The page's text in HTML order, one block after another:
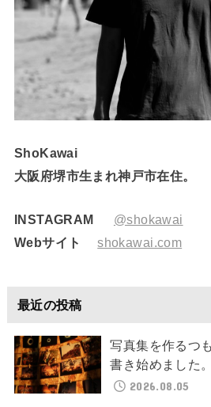
ShoKawai
大阪府堺市生まれ神戸市在住。
INSTAGRAM
@shokawai
Webサイト
shokawai.com
最近の投稿
写真集を作るつ
書き始めました。
2026.08.05